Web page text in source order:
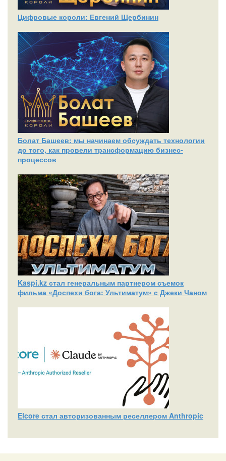
Цифровые короли: Евгений Щербинин
Болат Башеев: мы начинаем обсуждать технологии
до того, как провели трансформацию бизнес-
процессов
Kaspi.kz стал генеральным партнером съемок
фильма «Доспехи бога: Ультиматум» с Джеки Чаном
Elcore стал авторизованным реселлером Anthropic